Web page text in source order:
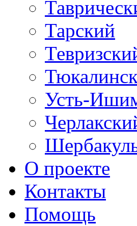
Тарский
Усть-
О проекте
Контакты
Помощь